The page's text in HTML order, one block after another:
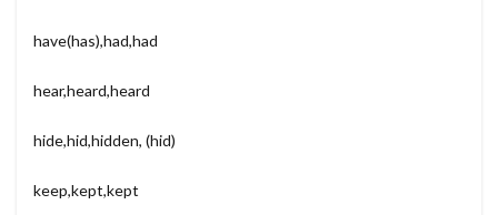
have(has),had,had
hear,heard,heard
hide,hid,hidden, (hid)
keep,kept,kept